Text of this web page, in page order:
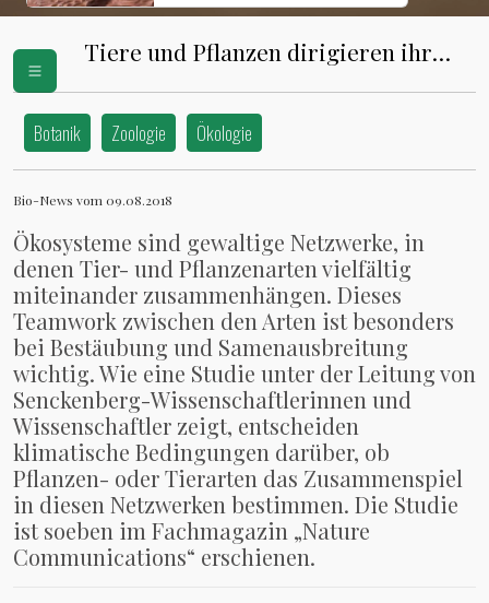
Tiere und Pflanzen dirigieren ihr
Botanik Zoologie Ökologie
Bio-News vom 09.08.2018
Ökosysteme sind gewaltige Netzwerke, in
denen Tier- und Pflanzenarten vielfältig
miteinander zusammenhängen. Dieses
Teamwork zwischen den Arten ist besonders
bei Bestäubung und Samenausbreitung
wichtig. Wie eine Studie unter der Leitung von
Senckenberg-Wissenschaftlerinnen und
Wissenschaftler zeigt, entscheiden
klimatische Bedingungen darüber, ob
Pflanzen- oder Tierarten das Zusammenspiel
in diesen Netzwerken bestimmen. Die Studie
ist soeben im Fachmagazin „Nature
Communications“ erschienen.